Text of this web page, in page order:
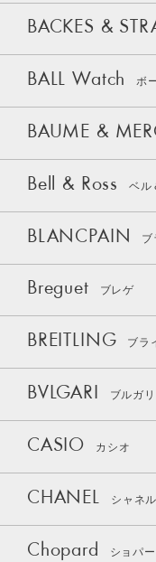
BACKES &
BALL Watch ボ
BAUME &
Bell & Ross ベル
BLANCPAIN ブ
Breguet ブレゲ
BREITLING ブラ
BVLGARI ブルガリ
CASIO カシオ
CHANEL シャネル
Chopard ショパ